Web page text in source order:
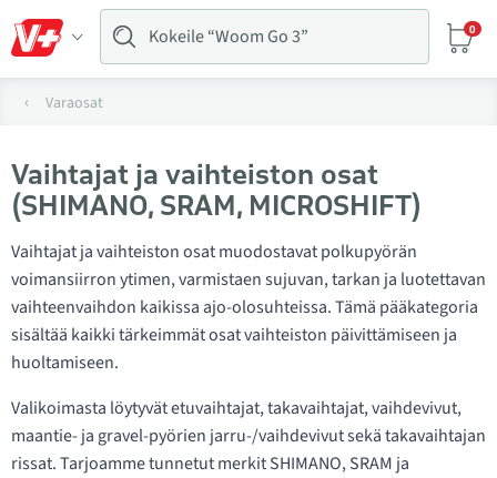
0
Varaosat
Vaihtajat ja vaihteiston osat
(SHIMANO, SRAM, MICROSHIFT)
Vaihtajat ja vaihteiston osat muodostavat polkupyörän
voimansiirron ytimen, varmistaen sujuvan, tarkan ja luotettavan
vaihteenvaihdon kaikissa ajo-olosuhteissa. Tämä pääkategoria
sisältää kaikki tärkeimmät osat vaihteiston päivittämiseen ja
huoltamiseen.
Valikoimasta löytyvät etuvaihtajat, takavaihtajat, vaihdevivut,
maantie- ja gravel-pyörien jarru-/vaihdevivut sekä takavaihtajan
rissat. Tarjoamme tunnetut merkit SHIMANO, SRAM ja